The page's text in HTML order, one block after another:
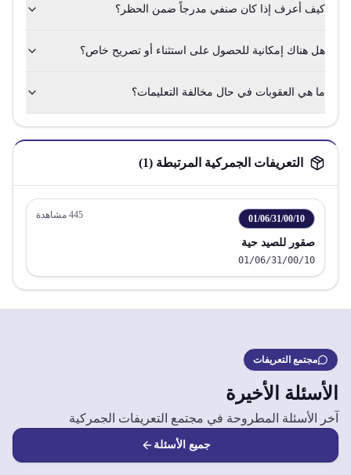
كيف أعرف إذا كان صنفي مدرجاً ضمن الحظر؟
هل هناك إمكانية للحصول على استثناء أو تصريح خاص؟
ما هي العقوبات في حال مخالفة التعليمات؟
التعريفات الجمركية المرتبطة (1
)
01/06/31/00/10
445 مشاهدة
صقور للصيد حية
01/06/31/00/10
مجتمع التعريفات
الأسئلة الأخيرة
آخر الأسئلة المطروحة في مجتمع التعريفات الجمركية
جميع الأسئلة